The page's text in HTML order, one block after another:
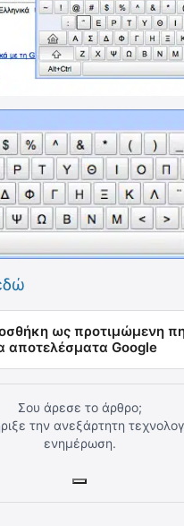
ως προτιμώμενη
αποτελέσματα Google
Σου άρεσε το άρθρο;
την ανεξάρτητη
ενημέρωση.